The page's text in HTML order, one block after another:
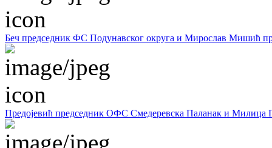
Беч председник ФС Подунавског округа и Мирослав Мишић
Предојевић председник ОФС Смедеревска Паланак и Милица